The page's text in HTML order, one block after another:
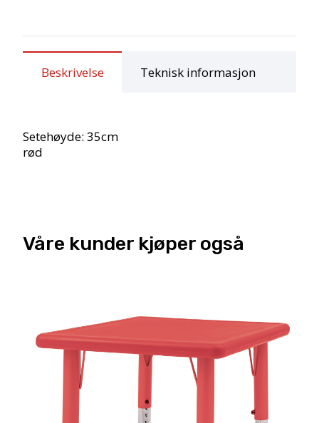
Beskrivelse Teknisk informasjon
Setehøyde: 35cm
rød
Våre kunder kjøper også